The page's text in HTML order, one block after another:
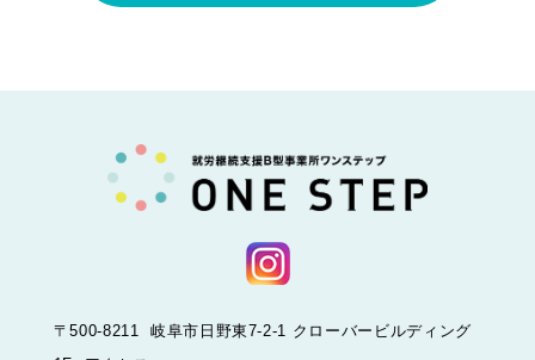
〒500-8211 岐阜市日野東7-2-1 クローバービルディング